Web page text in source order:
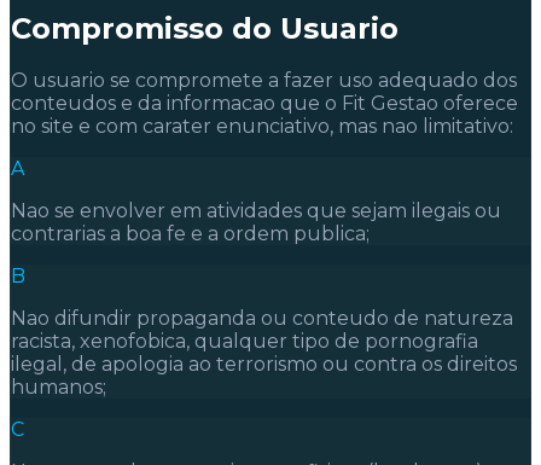
Compromisso do Usuario
O usuario se compromete a fazer uso adequado dos
conteudos e da informacao que o Fit Gestao oferece
no site e com carater enunciativo, mas nao limitativo:
A
Nao se envolver em atividades que sejam ilegais ou
contrarias a boa fe e a ordem publica;
B
Nao difundir propaganda ou conteudo de natureza
racista, xenofobica, qualquer tipo de pornografia
ilegal, de apologia ao terrorismo ou contra os direitos
humanos;
C